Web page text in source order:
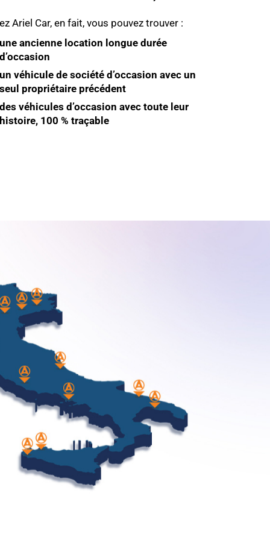
Ariel Car, en fait, vous pouvez trouver :
une ancienne location longue durée
d’occasion
un véhicule de société d’occasion avec un
seul propriétaire précédent
des véhicules d’occasion avec toute leur
histoire, 100 % traçable